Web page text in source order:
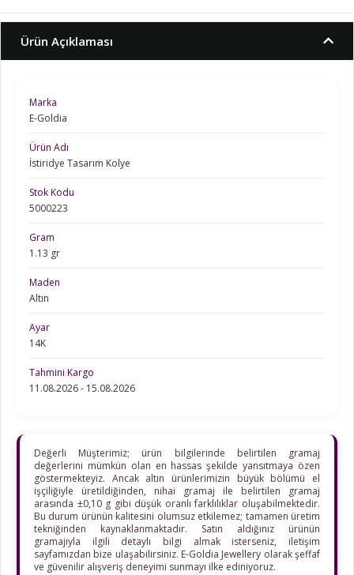
Ürün Açıklaması
Marka
E-Goldia
Ürün Adı
İstiridye Tasarım Kolye
Stok Kodu
5000223
Gram
1.13 gr
Maden
Altın
Ayar
14K
Tahmini Kargo
11.08.2026 - 15.08.2026
Değerli Müşterimiz; ürün bilgilerinde belirtilen gramaj
değerlerini mümkün olan en hassas şekilde yansıtmaya özen
göstermekteyiz. Ancak altın ürünlerimizin büyük bölümü el
işçiliğiyle üretildiğinden, nihai gramaj ile belirtilen gramaj
arasında ±0,10 g gibi düşük oranlı farklılıklar oluşabilmektedir.
Bu durum ürünün kalitesini olumsuz etkilemez; tamamen üretim
tekniğinden kaynaklanmaktadır. Satın aldığınız ürünün
gramajıyla ilgili detaylı bilgi almak isterseniz, iletişim
sayfamızdan bize ulaşabilirsiniz. E-Goldia Jewellery olarak şeffaf
ve güvenilir alışveriş deneyimi sunmayı ilke ediniyoruz.